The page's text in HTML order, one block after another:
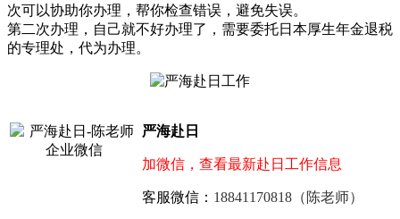
次可以协助你办理，帮你检查错误，避免失误。
第二次办理，自己就不好办理了，需要委托日本厚生年金退税
的专理处，代为办理。
严海赴日
加微信，查看最新赴日工作信息
客服微信： 18841170818（陈老师）